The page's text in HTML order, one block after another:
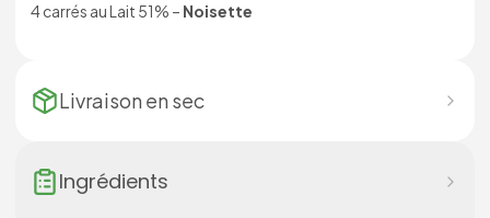
4 carrés au Lait 51% – Noisette
Livraison en sec
Ingrédients